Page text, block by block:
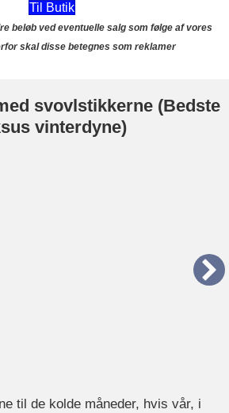
Til Butik
beløb ved eventuelle salg som følge af vores
skal disse betegnes som reklamer
svovlstikkerne (Bedste
vinterdyne)
til de kolde måneder, hvis vår, i